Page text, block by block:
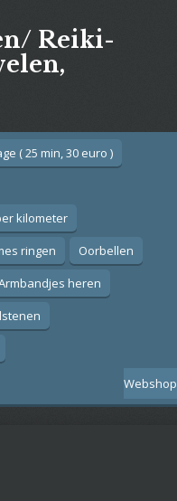
Reiki-
( 25 min, 30 euro )
kilometer
ringen
Oorbellen
heren
Webshop